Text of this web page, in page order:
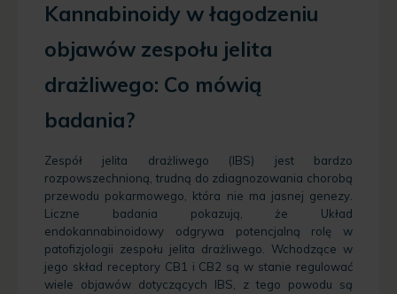
Kannabinoidy w łagodzeniu
objawów zespołu jelita
drażliwego: Co mówią
badania?
Zespół jelita drażliwego (IBS) jest bardzo
rozpowszechnioną, trudną do zdiagnozowania chorobą
przewodu pokarmowego, która nie ma jasnej genezy.
Liczne badania pokazują, że Układ
endokannabinoidowy odgrywa potencjalną rolę w
patofizjologii zespołu jelita drażliwego. Wchodzące w
jego skład receptory CB1 i CB2 są w stanie regulować
wiele objawów dotyczących IBS, z tego powodu są